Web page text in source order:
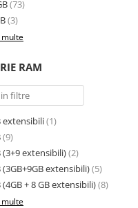
electrice
piese si accesorii
mobile
(73)
(3)
multe
RAM
extensibili(1)
(9)
(3+9 extensibili)(2)
(3GB+9GB extensibili)(5)
(4GB + 8 GB extensibili)(8)
multe